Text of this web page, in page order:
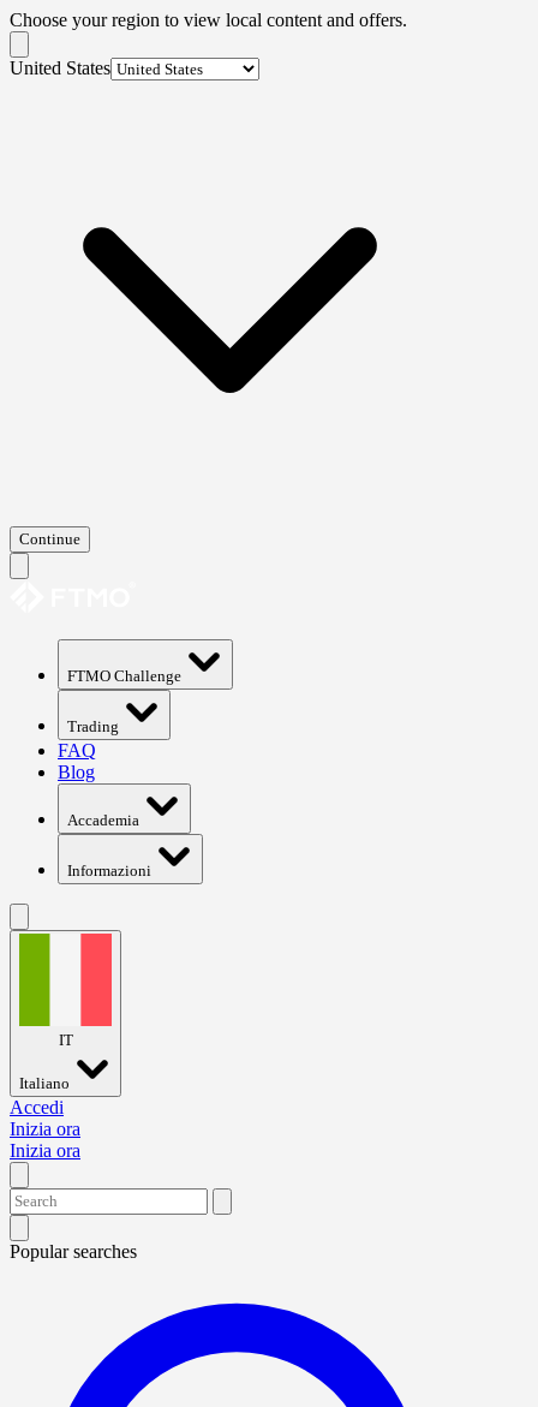
Choose your region to view local content and offers.
United States
Continue
FTMO Challenge
Trading
FAQ
Blog
Accademia
Informazioni
IT
Italiano
Accedi
Inizia ora
Inizia ora
Popular searches